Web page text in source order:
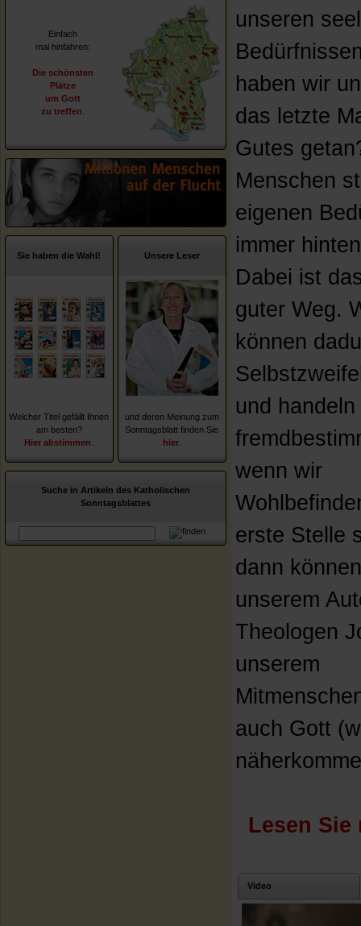
Einfach
mal hinfahren:
Die schönsten
Plätze
um Gott
zu treffen
Sie haben die Wahl!
Welcher Titel gefällt Ihnen
am besten?
Hier abstimmen
Unsere Leser
und deren Meinung zum
Sonntagsblatt finden Sie
hier
Suche in Artikeln des Katholischen
Sonntagsblattes
unseren
haben wir
das letzte
Gutes
Menschen
eigenen
immer
Dabei ist
guter Weg.
können
und
wenn wir
erste Stelle
dann
unserem
Theologen
unserem
auch Gott
Lesen Sie
Video